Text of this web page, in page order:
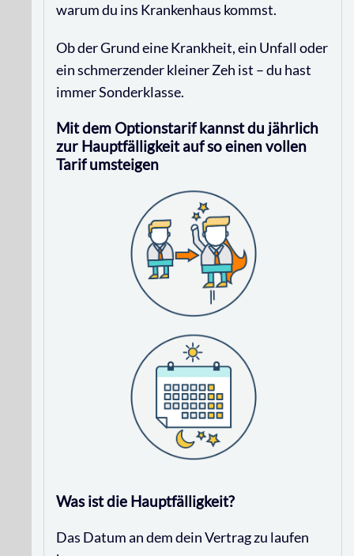
warum du ins Krankenhaus kommst.
Ob der Grund eine Krankheit, ein Unfall oder
ein schmerzender kleiner Zeh ist – du hast
immer Sonderklasse.
Mit dem Optionstarif kannst du jährlich
zur Hauptfälligkeit auf so einen vollen
Tarif umsteigen
Was ist die Hauptfälligkeit?
Das Datum an dem dein Vertrag zu laufen